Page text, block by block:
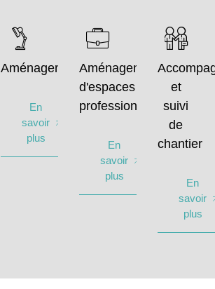
Aménagement
En
savoir
plus
Aménagement
d'espaces
professionnels
En
savoir
plus
et
suivi
de
chantier
En
savoir
plus